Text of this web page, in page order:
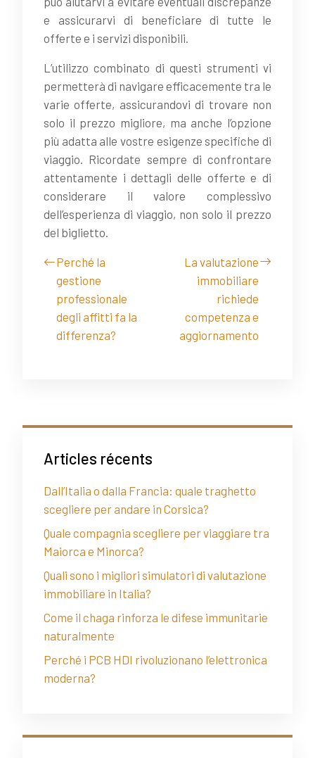
e assicurarvi di beneficiare di tutte le
offerte e i servizi disponibili.
L’utilizzo combinato di questi strumenti vi
permetterà di navigare efficacemente tra le
varie offerte, assicurandovi di trovare non
solo il prezzo migliore, ma anche l’opzione
più adatta alle vostre esigenze specifiche di
viaggio. Ricordate sempre di confrontare
attentamente i dettagli delle offerte e di
considerare il valore complessivo
dell’esperienza di viaggio, non solo il prezzo
del biglietto.
Perché la
gestione
professionale
degli affitti fa la
differenza?
La valutazione
immobiliare
richiede
competenza e
aggiornamento
Articles récents
Dall’Italia o dalla Francia: quale traghetto
scegliere per andare in Corsica?
Quale compagnia scegliere per viaggiare tra
Maiorca e Minorca?
Quali sono i migliori simulatori di valutazione
immobiliare in Italia?
Come il chaga rinforza le difese immunitarie
naturalmente
Perché i PCB HDI rivoluzionano l’elettronica
moderna?